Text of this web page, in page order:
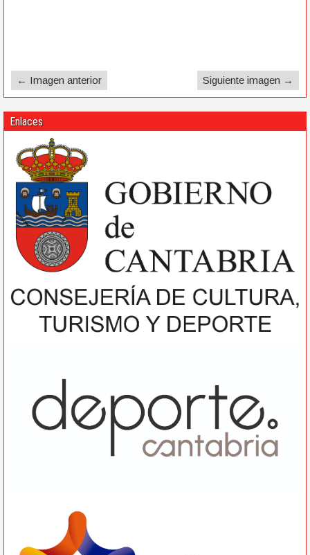
← Imagen anterior Siguiente imagen →
Enlaces